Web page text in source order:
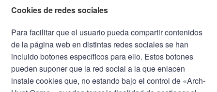
Cookies de redes sociales
Para facilitar que el usuario pueda compartir contenidos
de la página web en distintas redes sociales se han
incluido botones específicos para ello. Estos botones
pueden suponer que la red social a la que enlacen
instale cookies que, no estando bajo el control de «Arch-